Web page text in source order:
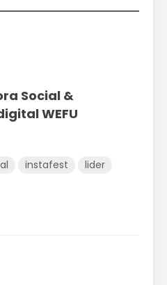
Social &
WEFU
instafest
lider